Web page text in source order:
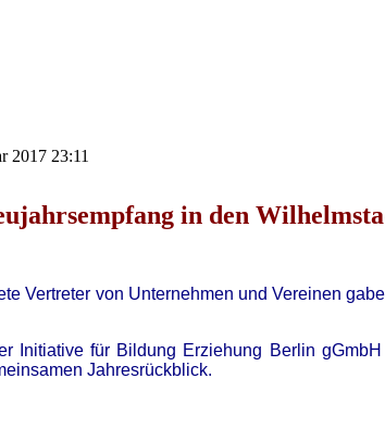
2017 23:11
in den
Vertreter von Unternehmen und Vereinen
Initiative für Bildung Erziehung Berlin
Jahresrückblick.